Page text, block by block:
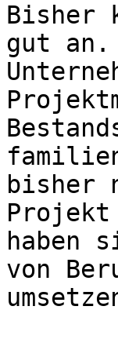
Bisher
gut an.
bisher
haben
von